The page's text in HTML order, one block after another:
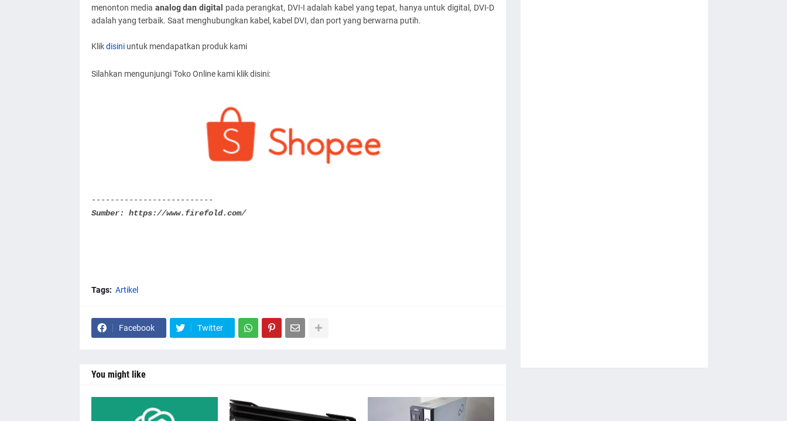
menonton media analog dan digital
pada perangkat, DVI-I adalah kabel yang tepat, hanya untuk digital, DVI-D
adalah yang terbaik. Saat menghubungkan kabel, kabel DVI, dan port yang berwarna putih.
Klikdisiniuntuk mendapatkan produk kami
Silahkan mengunjungi Toko Online kami klik disini:
--------------------------
Sumber: https://www.firefold.com/
Tags: Artikel
Facebook Twitter
You might like